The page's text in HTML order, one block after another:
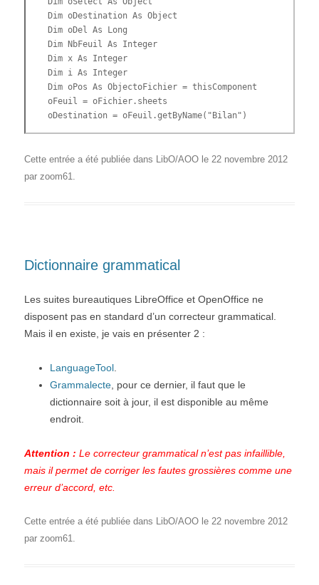
Dim oDestination As Object
Dim oDel As Long
Dim NbFeuil As Integer
Dim x As Integer
Dim i As Integer
Dim oPos As ObjectoFichier = thisComponent
oFeuil = oFichier.sheets
oDestination = oFeuil.getByName("Bilan")
' Sélectionner toutes les cellules utilisées
oCells =
NbFeuil = oFeuil.count
' ligne de départ pour la recopie sur la feuille
for x = 0 to NbFeuil - 1
oUneFeuille = oFeuil(x)
if left(oUneFeuille.Name,7) = "Feuille" then
oSelect =
oPos  = oDestination.getCellRangeByName("A" & i )
i = i + (oSelect.RangeAddress.EndRow -
End function
Cette entrée a été publiée dans LibO/AOO le 22 novembre 2012
par zoom61.
Dictionnaire grammatical
Les suites bureautiques LibreOffice et OpenOffice ne
disposent pas en standard d’un correcteur grammatical.
Mais il en existe, je vais en présenter 2 :
LanguageTool
Grammalecte , pour ce dernier, il faut que le
dictionnaire soit à jour, il est disponible au même
endroit.
Attention : Le correcteur grammatical n’est pas infaillible,
mais il permet de corriger les fautes grossières comme une
erreur d’accord, etc.
Cette entrée a été publiée dans LibO/AOO le 22 novembre 2012
par zoom61.